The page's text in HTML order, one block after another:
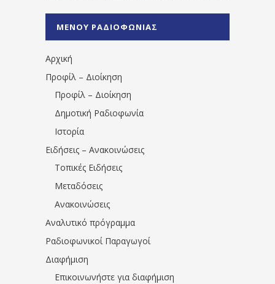
1531194763766854/" artist="" ]
ΜΕΝΟΥ ΡΑΔΙΟΦΩΝΙΑΣ
Αρχική
Προφίλ – Διοίκηση
Προφίλ – Διοίκηση
Δημοτική Ραδιοφωνία
Ιστορία
Ειδήσεις – Ανακοινώσεις
Τοπικές Ειδήσεις
Μεταδόσεις
Ανακοινώσεις
Αναλυτικό πρόγραμμα
Ραδιοφωνικοί Παραγωγοί
Διαφήμιση
Επικοινωνήστε για διαφήμιση